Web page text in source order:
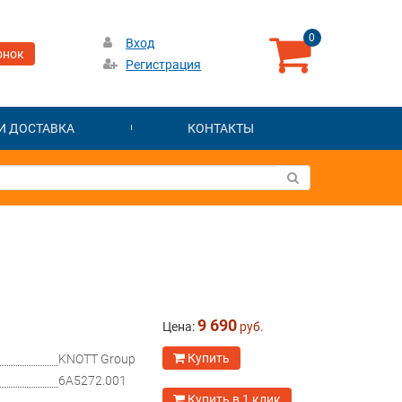
Вход
Регистрация
0
ДОСТАВКА КОНТАКТЫ
KNOTT Group
6A5272.001
Цена:9 690 руб.
Купить